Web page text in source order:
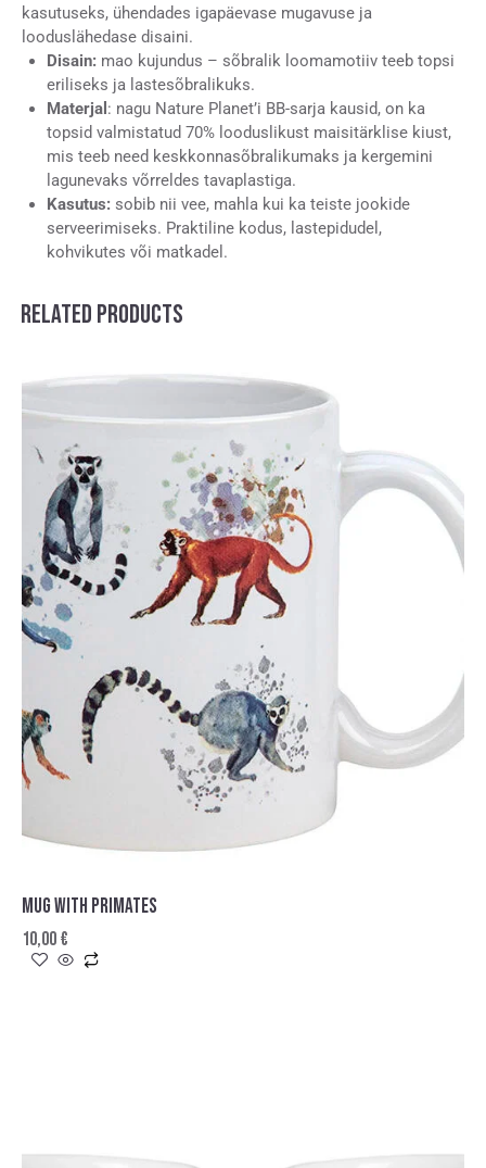
kasutuseks, ühendades igapäevase mugavuse ja
looduslähedase disaini.
Disain:mao kujundus – sõbralik loomamotiiv teeb topsi
eriliseks ja lastesõbralikuks.
Materjal : nagu Nature Planet’i BB-sarja kausid, on ka
topsid valmistatud 70% looduslikust maisitärklise kiust,
mis teeb need keskkonnasõbralikumaks ja kergemini
lagunevaks võrreldes tavaplastiga.
Kasutus:sobib nii vee, mahla kui ka teiste jookide
serveerimiseks. Praktiline kodus, lastepidudel,
kohvikutes või matkadel.
RELATED PRODUCTS
MUG WITH PRIMATES
10,00€